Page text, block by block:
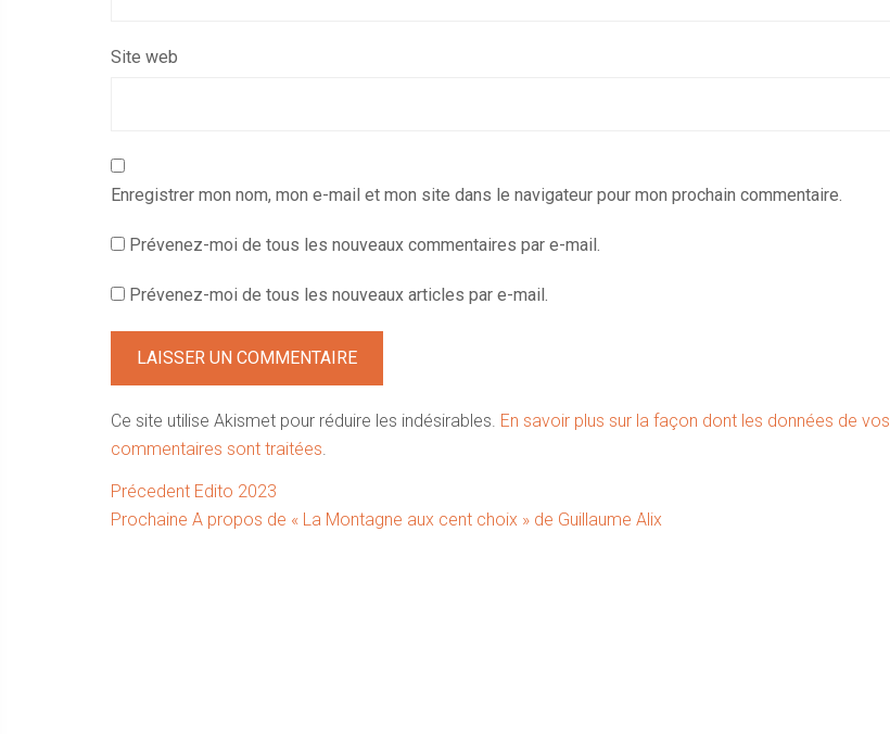
Site web
Enregistrer mon nom, mon e-mail et mon site dans le navigateur pour mon prochain commentaire.
Prévenez-moi de tous les nouveaux commentaires par e-mail.
Prévenez-moi de tous les nouveaux articles par e-mail.
Ce site utilise Akismet pour réduire les indésirables. En savoir plus sur la façon dont les données de vos
commentaires sont traitées.
Navigation
de
Précedent Article
précédent :
Edito 2023
Prochaine Article
A propos de « La Montagne aux cent choix » de Guillaume Alix